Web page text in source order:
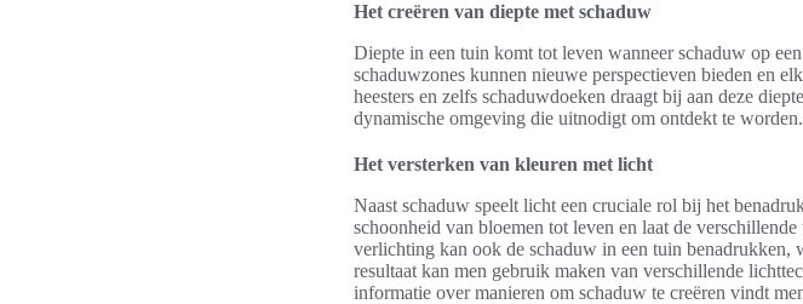
Het creëren van diepte met schaduw
Diepte in een tuin komt tot leven wanneer schaduw op
schaduwzones kunnen nieuwe perspectieven bieden en
heesters en zelfs schaduwdoeken draagt bij aan deze
dynamische omgeving die uitnodigt om ontdekt te worden.
Het versterken van kleuren met licht
Naast schaduw speelt licht een cruciale rol bij het
schoonheid van bloemen tot leven en laat de
verlichting kan ook de schaduw in een tuin benadrukken,
resultaat kan men gebruik maken van verschillende
informatie over manieren om schaduw te creëren vindt